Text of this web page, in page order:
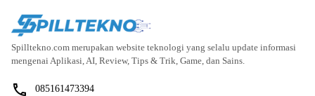
Spilltekno.com merupakan website teknologi yang selalu update informasi
mengenai Aplikasi, AI, Review, Tips & Trik, Game, dan Sains.
085161473394